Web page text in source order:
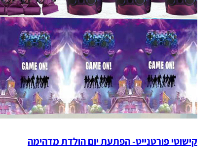
קישוטי פורטנייט- הפתעת יום הולדת מדהימה